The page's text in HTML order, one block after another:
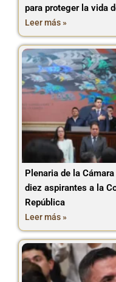
para proteger la vida
Leer más »
Plenaria de la
diez aspirantes a la
República
Leer más »